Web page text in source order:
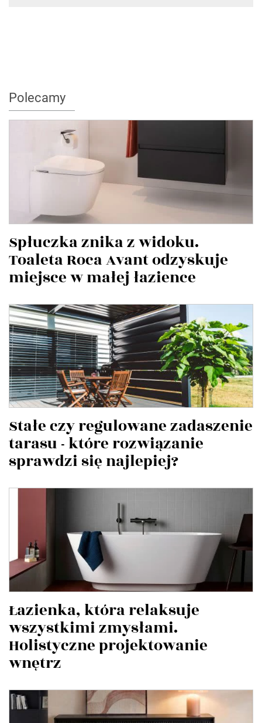
Polecamy
Spłuczka znika z widoku.
Toaleta Roca Avant odzyskuje
miejsce w małej łazience
Stałe czy regulowane zadaszenie
tarasu - które rozwiązanie
sprawdzi się najlepiej?
Łazienka, która relaksuje
wszystkimi zmysłami.
Holistyczne projektowanie
wnętrz